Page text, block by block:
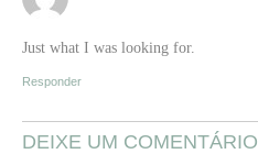
Just what I was looking for.
Responder
DEIXE UM COMENTÁRIO